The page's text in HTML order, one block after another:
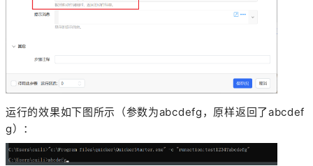
运行的效果如下图所示（参数为abcdefg，原样返回了abcdef
g）：